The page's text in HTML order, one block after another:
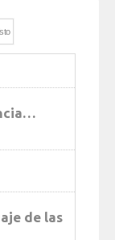
de las